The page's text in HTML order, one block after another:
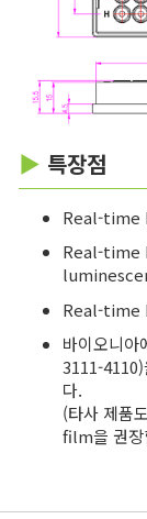
▶ 특장점
Real-time
Real-time
Real-time
바이오니
3111-4110)
다.
(타사 제품
film을 권장